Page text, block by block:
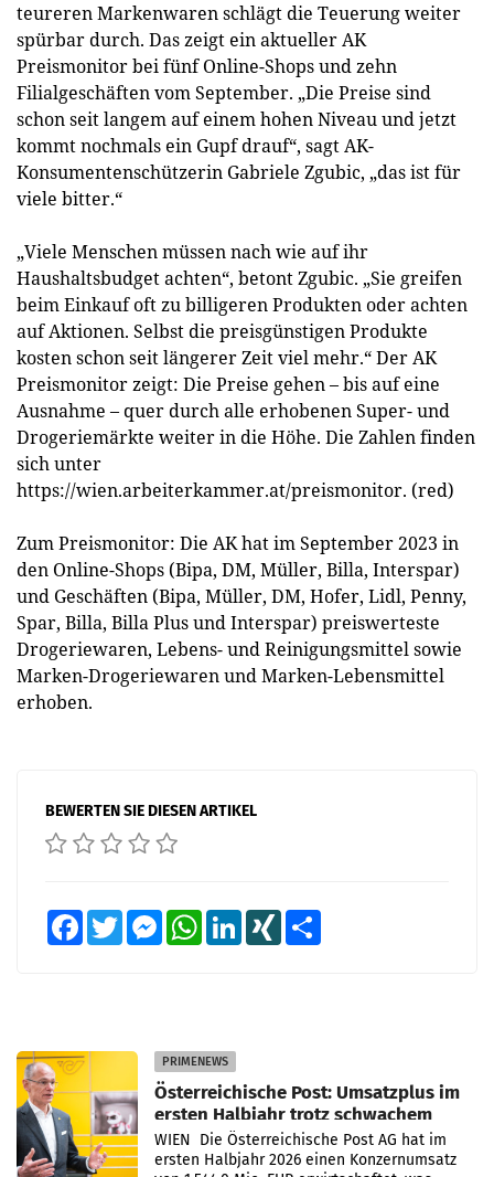
teureren Markenwaren schlägt die Teuerung weiter
spürbar durch. Das zeigt ein aktueller AK
Preismonitor bei fünf Online-Shops und zehn
Filialgeschäften vom September. „Die Preise sind
schon seit langem auf einem hohen Niveau und jetzt
kommt nochmals ein Gupf drauf“, sagt AK-
Konsumentenschützerin Gabriele Zgubic, „das ist für
viele bitter.“
„Viele Menschen müssen nach wie auf ihr
Haushaltsbudget achten“, betont Zgubic. „Sie greifen
beim Einkauf oft zu billigeren Produkten oder achten
auf Aktionen. Selbst die preisgünstigen Produkte
kosten schon seit längerer Zeit viel mehr.“ Der AK
Preismonitor zeigt: Die Preise gehen – bis auf eine
Ausnahme – quer durch alle erhobenen Super- und
Drogeriemärkte weiter in die Höhe. Die Zahlen finden
sich unter
https://wien.arbeiterkammer.at/preismonitor. (red)
Zum Preismonitor: Die AK hat im September 2023 in
den Online-Shops (Bipa, DM, Müller, Billa, Interspar)
und Geschäften (Bipa, Müller, DM, Hofer, Lidl, Penny,
Spar, Billa, Billa Plus und Interspar) preiswerteste
Drogeriewaren, Lebens- und Reinigungsmittel sowie
Marken-Drogeriewaren und Marken-Lebensmittel
erhoben.
BEWERTEN SIE DIESEN ARTIKEL
FacebookTwitter MessengerWhatsAppLinkedInXING
PRIMENEWS
Österreichische Post: Umsatzplus im
ersten Halbjahr trotz schwachem
Briefgeschäft
WIEN Die Österreichische Post AG hat im
ersten Halbjahr 2026 einen Konzernumsatz